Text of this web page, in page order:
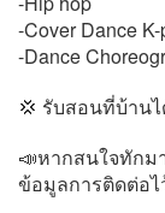
-Cover Dance
-Dance
💢 รับสอนที่บ้าน
📣หากสนใจทักม
ข้อมูลการติดต่อไ